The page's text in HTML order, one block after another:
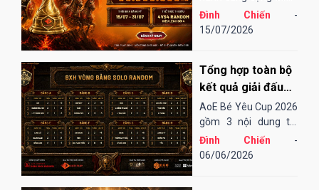
AoE Việt Nam,
EGOPLAY đã không
sân chơi...
Đình Chiến -
15/07/2026
Tổng hợp toàn bộ
kết quả giải đấu
AoE Bé Yêu Cup
2026
AoE Bé Yêu Cup 2026
gồm 3 nội dung thi
đấu: Solo Random,
Solo Shang và 4vs4
Đình Chiến -
06/06/2026